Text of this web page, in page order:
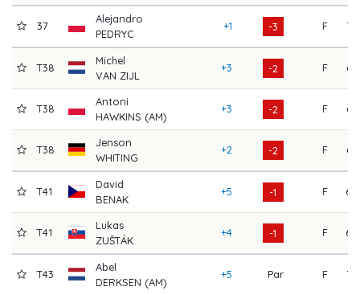
37
Alejandro
PEDRYC
+1 -3 F 72
T38
Michel
VAN ZIJL
+3 -2 F 66
T38
Antoni
HAWKINS (AM)
+3 -2 F 67
T38
Jenson
WHITING
+2 -2 F 64
T41
David
BENAK
+5 -1 F 69
T41
Lukas
ZUŠTÁK
+4 -1 F 68
T43
Abel
DERKSEN (AM)
+5 Par F 73